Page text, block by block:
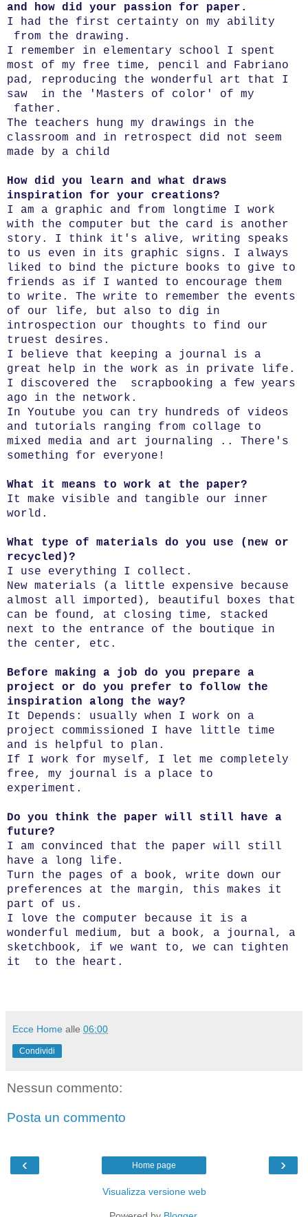
and how did your passion for paper.
I had the first certainty on my ability
from the drawing.
I remember in elementary school I spent
most of my free time, pencil and Fabriano
pad, reproducing the wonderful art that I
saw in the 'Masters of color' of my
father.
The teachers hung my drawings in the
classroom and in retrospect did not seem
made by a child
How did you learn and what draws
inspiration for your creations?
I am a graphic and from longtime I work
with the computer but the card is another
story. I think it's alive, writing speaks
to us even in its graphic signs. I always
liked to bind the picture books to give to
friends as if I wanted to encourage them
to write. The write to remember the events
of our life, but also to dig in
introspection our thoughts to find our
truest desires.
I believe that keeping a journal is a
great help in the work as in private life.
I discovered the scrapbooking a few years
ago in the network.
In Youtube you can try hundreds of videos
and tutorials ranging from collage to
mixed media and art journaling .. There's
something for everyone!
What it means to work at the paper?
It make visible and tangible our inner
world.
What type of materials do you use (new or
recycled)?
I use everything I collect.
New materials (a little expensive because
almost all imported), beautiful boxes that
can be found, at closing time, stacked
next to the entrance of the boutique in
the center, etc.
Before making a job do you prepare a
project or do you prefer to follow the
inspiration along the way?
It Depends: usually when I work on a
project commissioned I have little time
and is helpful to plan.
If I work for myself, I let me completely
free, my journal is a place to
experiment.
Do you think the paper will still have a
future?
I am convinced that the paper will still
have a long life.
Turn the pages of a book, write down our
preferences at the margin, this makes it
part of us.
I love the computer because it is a
wonderful medium, but a book, a journal, a
sketchbook, if we want to, we can tighten
it to the heart.
Ecce Home alle 06:00
Condividi
Nessun commento:
Posta un commento
‹ ›
Home page
Visualizza versione web